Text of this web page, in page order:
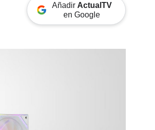
Añadir ActualTV
en Google